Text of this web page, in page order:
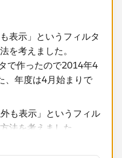
表示」というフィルタ
を考えました。
で作ったので2014年4
、年度は4月始まりで